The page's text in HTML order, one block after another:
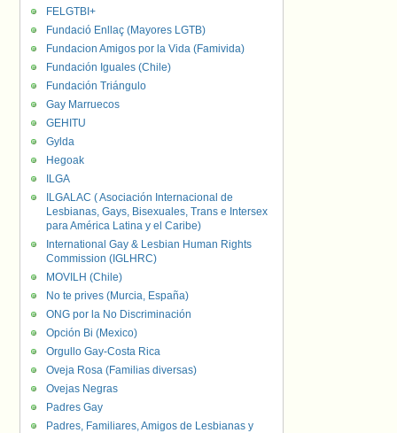
FELGTBI+
Fundació Enllaç (Mayores LGTB)
Fundacion Amigos por la Vida (Famivida)
Fundación Iguales (Chile)
Fundación Triángulo
Gay Marruecos
GEHITU
Gylda
Hegoak
ILGA
ILGALAC ( Asociación Internacional de
Lesbianas, Gays, Bisexuales, Trans e Intersex
para América Latina y el Caribe)
International Gay & Lesbian Human Rights
Commission (IGLHRC)
MOVILH (Chile)
No te prives (Murcia, España)
ONG por la No Discriminación
Opción Bi (Mexico)
Orgullo Gay-Costa Rica
Oveja Rosa (Familias diversas)
Ovejas Negras
Padres Gay
Padres, Familiares, Amigos de Lesbianas y